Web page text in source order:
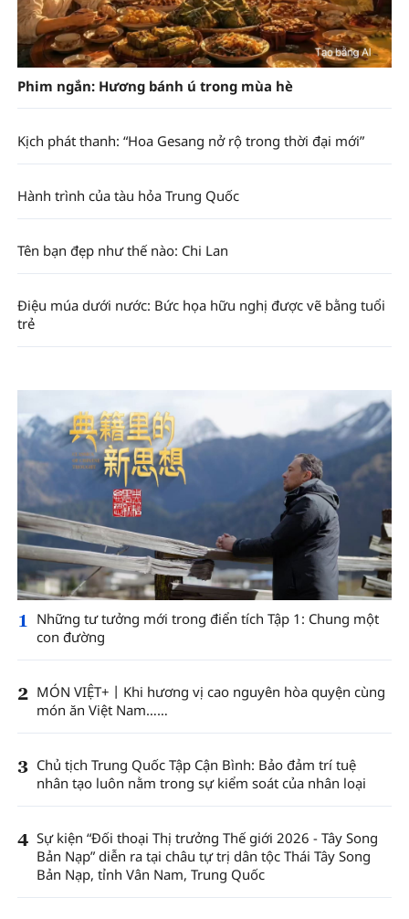
Phim ngắn: Hương bánh ú trong mùa hè
Kịch phát thanh: “Hoa Gesang nở rộ trong thời đại mới”
Hành trình của tàu hỏa Trung Quốc
Tên bạn đẹp như thế nào: Chi Lan
Điệu múa dưới nước: Bức họa hữu nghị được vẽ bằng tuổi
trẻ
1
Những tư tưởng mới trong điển tích Tập 1: Chung một
con đường
2 MÓN VIỆT+丨Khi hương vị cao nguyên hòa quyện cùng
món ăn Việt Nam……
3 Chủ tịch Trung Quốc Tập Cận Bình: Bảo đảm trí tuệ
nhân tạo luôn nằm trong sự kiểm soát của nhân loại
4 Sự kiện “Đối thoại Thị trưởng Thế giới 2026 - Tây Song
Bản Nạp” diễn ra tại châu tự trị dân tộc Thái Tây Song
Bản Nạp, tỉnh Vân Nam, Trung Quốc